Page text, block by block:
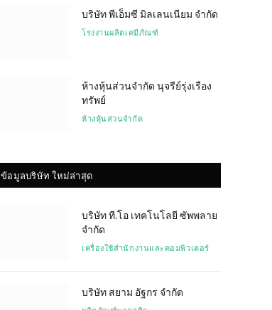
บริษัท พีเอ็มซี มิลเลนเนียม จำกัด
โรงงานผลิตเคมีภัณฑ์
ห้างหุ้นส่วนจำกัด นุจรีย์รุ่งเรือง
ทรัพย์
ห้างหุ้นส่วนจำกัด
ข้อมูลบริษัท ใหม่ล่าสุด
บริษัท ที.โอ เทคโนโลยี ซัพพลาย
จำกัด
เครื่องใช้สำนักงานและคอมพิวเตอร์
บริษัท สยาม อัฐกร จำกัด